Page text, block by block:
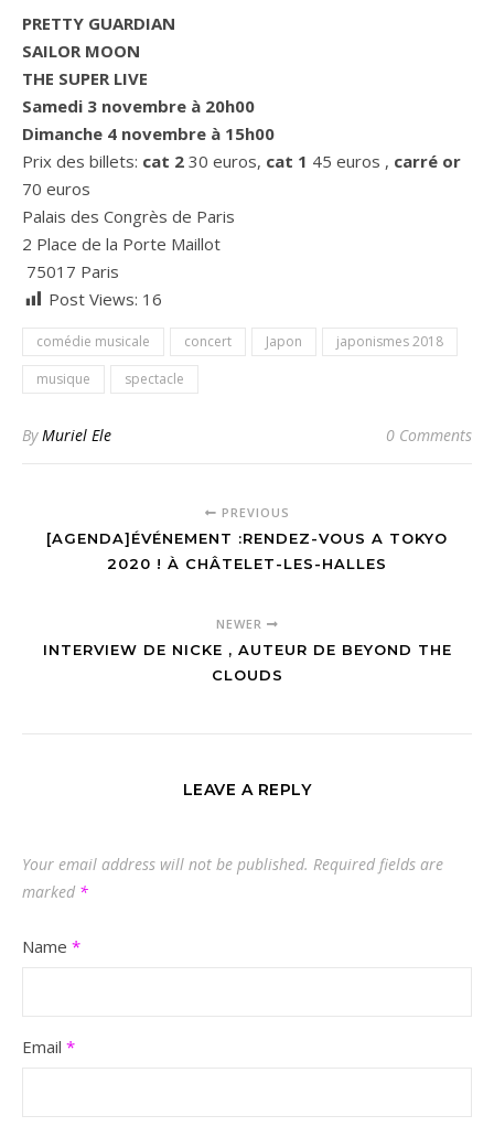
PRETTY GUARDIAN
SAILOR MOON
THE SUPER LIVE
Samedi 3 novembre à 20h00
Dimanche 4 novembre à 15h00
Prix des billets: cat 2 30 euros, cat 1 45 euros , carré or
70 euros
Palais des Congrès de Paris
2 Place de la Porte Maillot
75017 Paris
Post Views: 16
comédie musicale concert Japon
japonismes 2018
musique
spectacle
ByMuriel Ele 0 Comments
PREVIOUS
[AGENDA]ÉVÉNEMENT :RENDEZ-VOUS A TOKYO
2020 ! À CHÂTELET-LES-HALLES
NEWER
INTERVIEW DE NICKE , AUTEUR DE BEYOND THE
CLOUDS
LEAVE A REPLY
Your email address will not be published. Required fields are
marked *
Name *
Email *